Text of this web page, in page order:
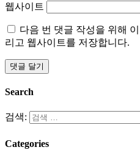
웹사이트
다음 번 댓글 작성을 위해
리고 웹사이트를 저장합니다.
Search
검색:
Categories